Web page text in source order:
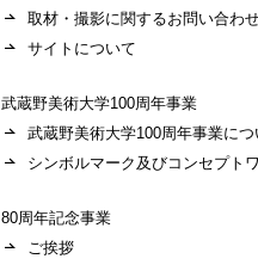
取材・撮影に関するお問い合わ
サイトについて
武蔵野美術大学100周年事業
武蔵野美術大学100周年事業につ
シンボルマーク及びコンセプト
80周年記念事業
ご挨拶